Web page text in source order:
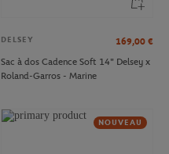
DELSEY 169,00 €
Sac à dos Cadence Soft 14" Delsey x
Roland-Garros - Marine
NOUVEAU